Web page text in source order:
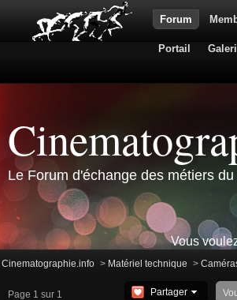
Forum
Portail
Le Forum d'échange des métiers
Vous
Cinematographie.info > Matériel technique >
Page 1 sur 1 Partager